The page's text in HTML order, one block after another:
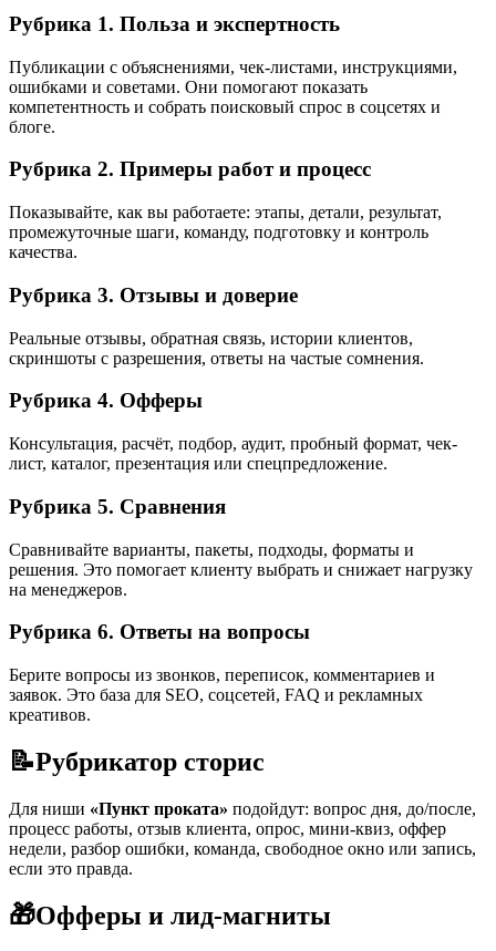
Рубрика 1. Польза и экспертность
Публикации с объяснениями, чек-листами, инструкциями,
ошибками и советами. Они помогают показать
компетентность и собрать поисковый спрос в соцсетях и
блоге.
Рубрика 2. Примеры работ и процесс
Показывайте, как вы работаете: этапы, детали, результат,
промежуточные шаги, команду, подготовку и контроль
качества.
Рубрика 3. Отзывы и доверие
Реальные отзывы, обратная связь, истории клиентов,
скриншоты с разрешения, ответы на частые сомнения.
Рубрика 4. Офферы
Консультация, расчёт, подбор, аудит, пробный формат, чек-
лист, каталог, презентация или спецпредложение.
Рубрика 5. Сравнения
Сравнивайте варианты, пакеты, подходы, форматы и
решения. Это помогает клиенту выбрать и снижает нагрузку
на менеджеров.
Рубрика 6. Ответы на вопросы
Берите вопросы из звонков, переписок, комментариев и
заявок. Это база для SEO, соцсетей, FAQ и рекламных
креативов.
📝Рубрикатор сторис
Для ниши «Пункт проката» подойдут: вопрос дня, до/после,
процесс работы, отзыв клиента, опрос, мини-квиз, оффер
недели, разбор ошибки, команда, свободное окно или запись,
если это правда.
🎁Офферы и лид-магниты